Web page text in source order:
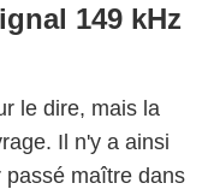
149 kHz
le dire, mais la
Il n'y a ainsi
passé maître dans